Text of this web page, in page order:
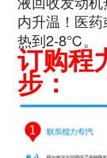
内升温！医
热到2-8℃。
订购程
步：